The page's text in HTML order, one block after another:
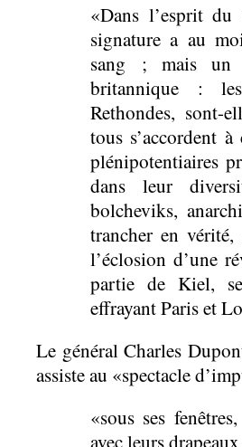
«Dans l’esprit du
signature a au
sang ; mais un
britannique : les
Rethondes, sont-
tous s’accordent
plénipotentiaires
dans leur
bolcheviks,
trancher en
l’éclosion d’une
partie de Kiel,
effrayant Paris et
Le général Charles
assiste au «spectacle
«sous ses
avec leurs